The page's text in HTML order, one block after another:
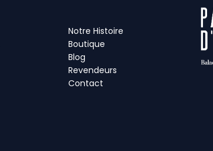
Notre Histoire
Boutique
Blog
Revendeurs
Contact